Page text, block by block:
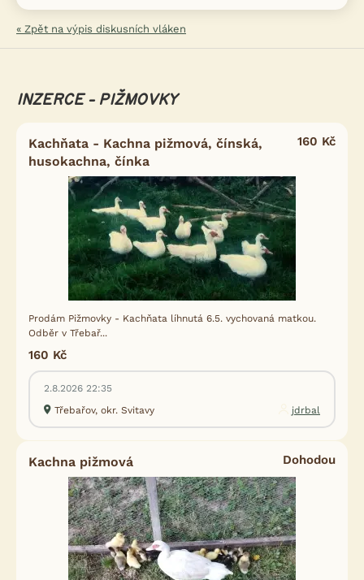
« Zpět na výpis diskusních vláken
INZERCE - PIŽMOVKY
Kachňata - Kachna pižmová, čínská,
husokachna, čínka
160 Kč
Prodám Pižmovky - Kachňata líhnutá 6.5. vychovaná matkou.
Odběr v Třebař...
160 Kč
2.8.2026 22:35
Třebařov, okr. Svitavy
jdrbal
Kachna pižmová Dohodou